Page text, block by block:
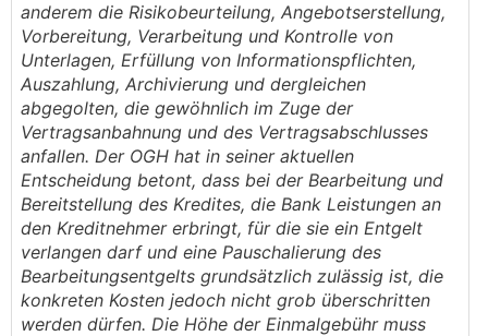
anderem die Risikobeurteilung, Angebotserstellung,
Vorbereitung, Verarbeitung und Kontrolle von
Unterlagen, Erfüllung von Informationspflichten,
Auszahlung, Archivierung und dergleichen
abgegolten, die gewöhnlich im Zuge der
Vertragsanbahnung und des Vertragsabschlusses
anfallen. Der OGH hat in seiner aktuellen
Entscheidung betont, dass bei der Bearbeitung und
Bereitstellung des Kredites, die Bank Leistungen an
den Kreditnehmer erbringt, für die sie ein Entgelt
verlangen darf und eine Pauschalierung des
Bearbeitungsentgelts grundsätzlich zulässig ist, die
konkreten Kosten jedoch nicht grob überschritten
werden dürfen. Die Höhe der Einmalgebühr muss